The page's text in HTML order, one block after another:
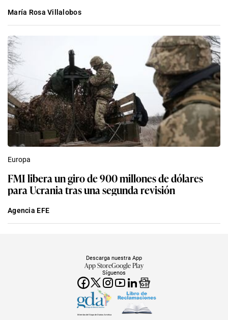
María Rosa Villalobos
Europa
FMI libera un giro de 900 millones de dólares
para Ucrania tras una segunda revisión
Agencia EFE
Síguenos
Descarga nuestra App
App StoreGoogle Play
Miembro del Grupo de Diarios América